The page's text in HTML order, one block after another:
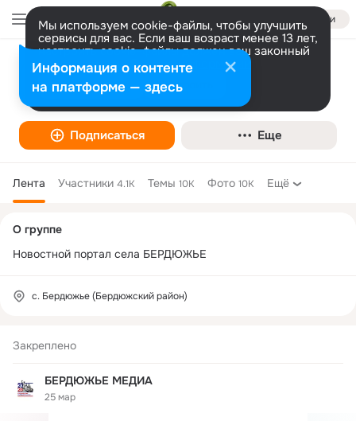
Войти
Мы используем cookie-файлы, чтобы улучшить
сервисы для вас. Если ваш возраст менее 13 лет,
настроить cookie-файлы должен ваш законный
представитель. Больше информации
Разрешить все Настроить
БЕРДЮЖЬЕ МЕДИА
Интернет-СМИ
Подписаться Еще
Лента Участники 4.1K Темы 10K Фото 10K Ещё
Закреплено
БЕРДЮЖЬЕ МЕДИА
25 мар
колонка
О группе
Новостной портал села БЕРДЮЖЬЕ
с. Бердюжье (Бердюжский район)
Информация о контенте
на платформе — здесь